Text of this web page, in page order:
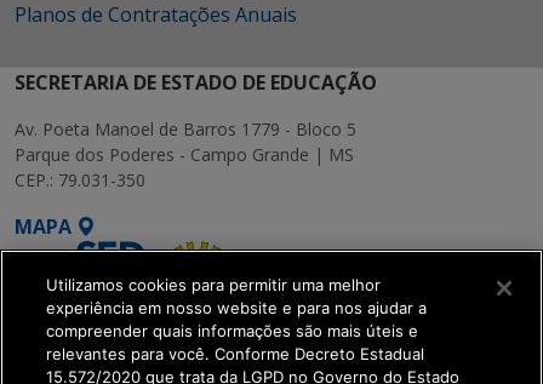
Planos de Contratações Anuais
SECRETARIA DE ESTADO DE EDUCAÇÃO
Av. Poeta Manoel de Barros 1779 - Bloco 5
Parque dos Poderes - Campo Grande | MS
CEP.: 79.031-350
MAPA
Utilizamos cookies para permitir uma melhor
experiência em nosso website e para nos ajudar a
compreender quais informações são mais úteis e
relevantes para você. Conforme Decreto Estadual
15.572/2020 que trata da LGPD no Governo do Estado